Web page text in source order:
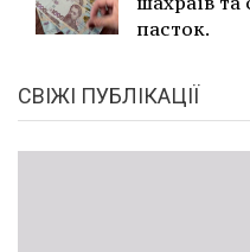
пасток.
СВІЖІ ПУБЛІКАЦІЇ